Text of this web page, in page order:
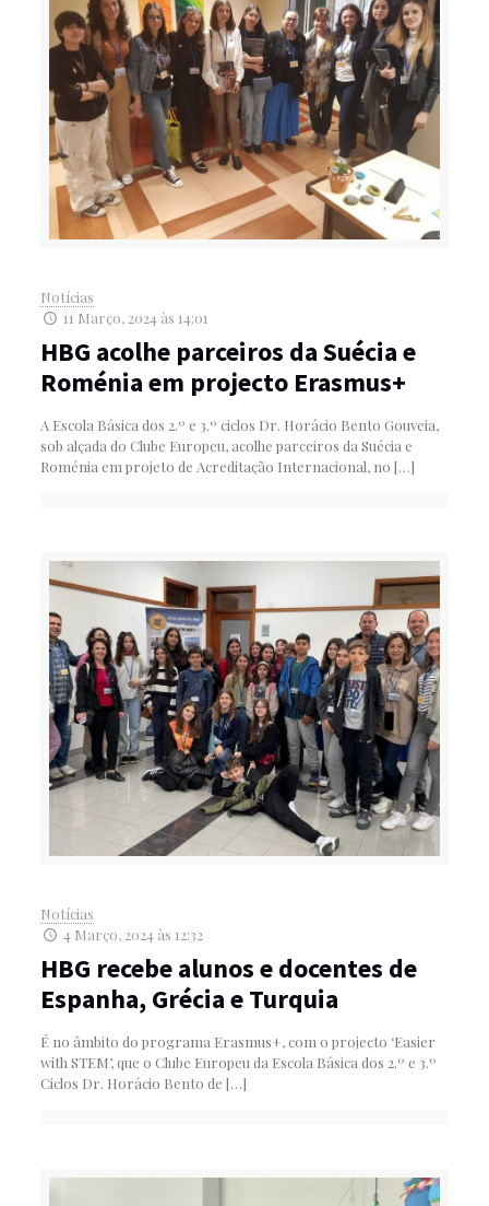
Notícias
11 Março, 2024 às 14:01
HBG acolhe parceiros da Suécia e
Roménia em projecto Erasmus+
A Escola Básica dos 2.º e 3.º ciclos Dr. Horácio Bento Gouveia,
sob alçada do Clube Europeu, acolhe parceiros da Suécia e
Roménia em projeto de Acreditação Internacional, no […]
Notícias
4 Março, 2024 às 12:32
HBG recebe alunos e docentes de
Espanha, Grécia e Turquia
É no âmbito do programa Erasmus+, com o projecto ‘Easier
with STEM’, que o Clube Europeu da Escola Básica dos 2.º e 3.º
Ciclos Dr. Horácio Bento de […]